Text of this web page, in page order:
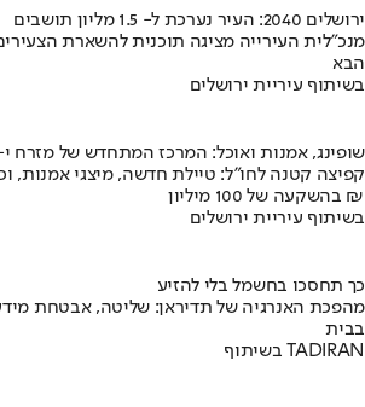
ירושלים 2040: העיר נערכת ל- 1.5 מליון תושבים
מנכ"לית העירייה מציגה תוכנית להשארת
הבא
בשיתוף עיריית ירושלים
שופינג, אמנות ואוכל: המרכז המתחדש של מזרח
קפיצה קטנה לחו"ל: טיילת חדשה, מיצגי אמנות,
בהשקעה של 100 מיליון ₪
בשיתוף עיריית ירושלים
כך תחסכו בחשמל בלי להזיע
מהפכת האנרגיה של תדיראן: שליטה, אבטחת
בבית
בשיתוף TADIRAN